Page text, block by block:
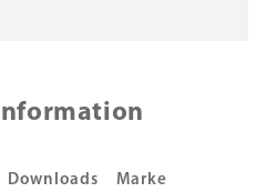
Downloads Marke